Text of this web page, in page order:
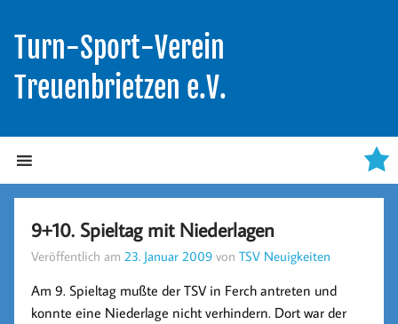
Turn-Sport-Verein
Treuenbrietzen e.V.
9+10. Spieltag mit Niederlagen
Veröffentlich am 23. Januar 2009 vonTSV Neuigkeiten
Am 9. Spieltag mußte der TSV in Ferch antreten und
konnte eine Niederlage nicht verhindern. Dort war der